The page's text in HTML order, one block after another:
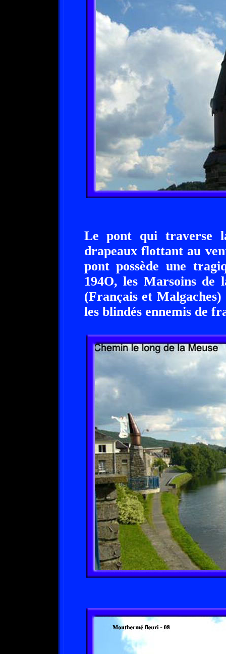
Le pont qui traverse
drapeaux flottant au
pont possède une
194O, les Marsoins
(Français et
les blindés ennemis de